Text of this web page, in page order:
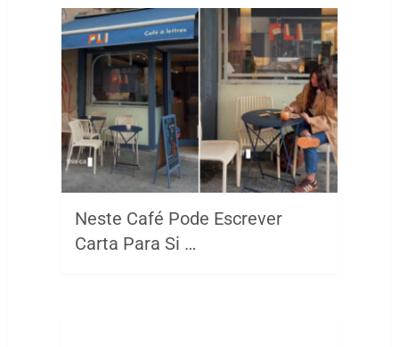
Neste Café Pode Escrever
Carta Para Si …